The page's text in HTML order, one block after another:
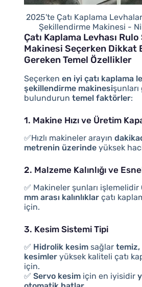
2025'te Çatı Kaplama
Şekillendirme Makinesi -
Çatı Kaplama Levhası
Makinesi Seçerken Dikkat
Gereken Temel Özellikler
Seçerken en iyi çatı kaplama
şekillendirme makinesi
bulundurun temel faktörler:
1. Makine Hızı ve Üretim
✅Hızlı makineler arayın
metrenin üzerindeyüksek
2. Malzeme Kalınlığı ve
✅ Makineler şunları işlemelidir
mm arası kalınlıklarçatı
için.
3. Kesim Sistemi Tipi
✅ Hidrolik kesimsağlar temiz,
kesimleryüksek kaliteli çatı
için.
✅ Servo kesimiçin en iyisidir